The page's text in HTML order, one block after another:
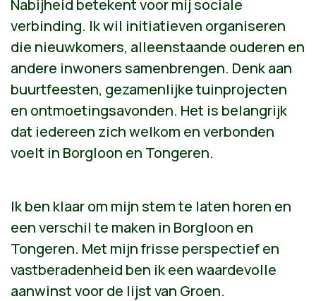
Nabijheid betekent voor mij sociale
verbinding. Ik wil initiatieven organiseren
die nieuwkomers, alleenstaande ouderen en
andere inwoners samenbrengen. Denk aan
buurtfeesten, gezamenlijke tuinprojecten
en ontmoetingsavonden. Het is belangrijk
dat iedereen zich welkom en verbonden
voelt in Borgloon en Tongeren.
Ik ben klaar om mijn stem te laten horen en
een verschil te maken in Borgloon en
Tongeren. Met mijn frisse perspectief en
vastberadenheid ben ik een waardevolle
aanwinst voor de lijst van Groen.